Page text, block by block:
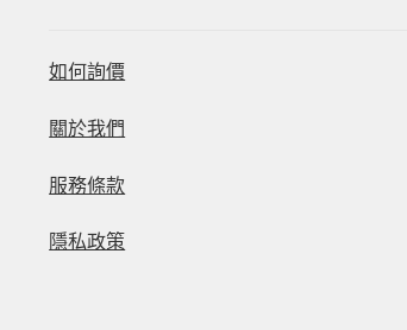
如何詢價
關於我們
服務條款
隱私政策